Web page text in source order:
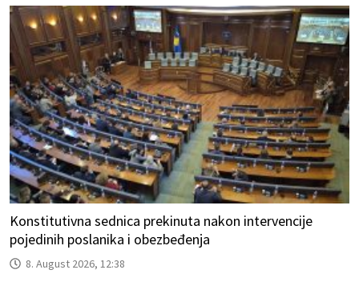
Konstitutivna sednica prekinuta nakon intervencije
pojedinih poslanika i obezbeđenja
8. August 2026, 12:38